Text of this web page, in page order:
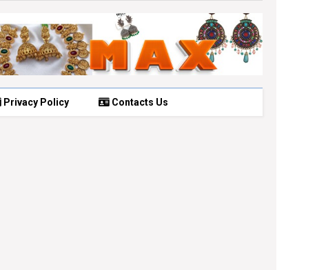
Privacy Policy Contacts Us